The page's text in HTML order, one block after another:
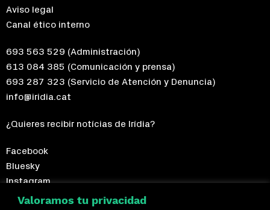
Valoramos tu privacidad
Aviso legal
Canal ético interno
693 563 529 (Administración)
613 084 385 (Comunicación y prensa)
693 287 323 (Servicio de Atención y Denuncia)
info@iridia.cat
¿Quieres recibir notícias de Irídia?
Facebook
Bluesky
Instagram
Telegram